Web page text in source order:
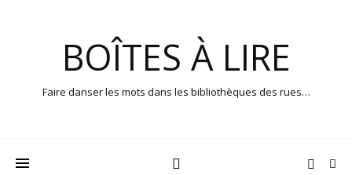
BOÎTES À LIRE
Faire danser les mots dans les bibliothèques des rues…